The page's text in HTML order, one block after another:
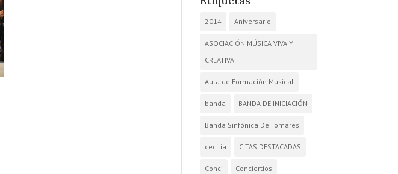
2014 Aniversario
ASOCIACIÓN MÚSICA VIVA Y
CREATIVA
Aula de Formación Musical
banda BANDA DE INICIACIÓN
Banda Sinfónica De Tomares
cecilia CITAS DESTACADAS
Conci Conciertios